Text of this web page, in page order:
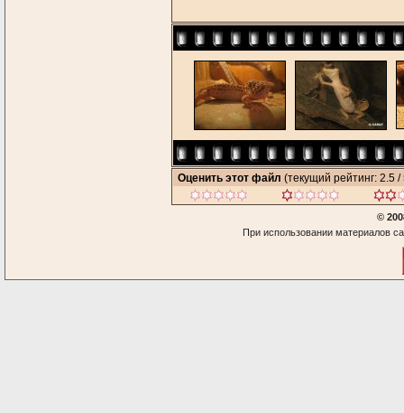
Оценить этот файл (текущий рейтинг: 2.5 /
©
При использовании материалов